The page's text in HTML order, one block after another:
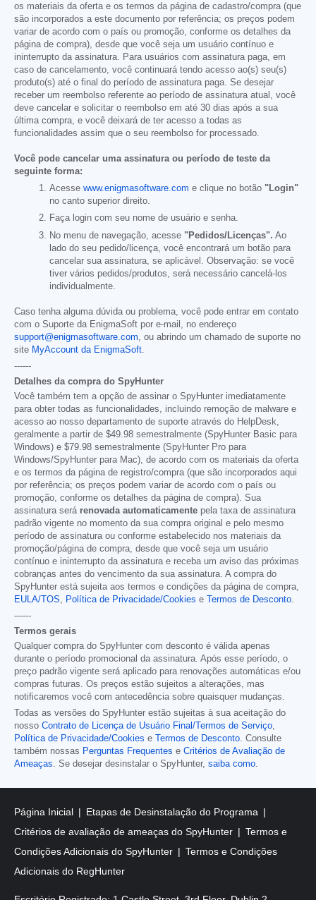
os materiais da oferta e os termos da página de cadastro/compra (que
são incorporados a este documento por referência; os preços podem
variar de acordo com o país ou promoção, conforme os detalhes da
página de compra), desde que você seja um usuário contínuo e
ininterrupto da assinatura. Para usuários com assinatura paga, em
caso de cancelamento, você continuará tendo acesso ao(s) seu(s)
produto(s) até o final do período de assinatura paga. Se desejar
receber um reembolso referente ao período de assinatura atual, você
deve cancelar e solicitar o reembolso em até 30 dias após a sua
última compra, e você deixará de ter acesso a todas as
funcionalidades assim que o seu reembolso for processado.
Você pode cancelar uma assinatura ou período de teste da
seguinte forma:
Acesse www.enigmasoftware.com e clique no botão "Login"
no canto superior direito.
Faça login com seu nome de usuário e senha.
No menu de navegação, acesse "Pedidos/Licenças". Ao
lado do seu pedido/licença, você encontrará um botão para
cancelar sua assinatura, se aplicável. Observação: se você
tiver vários pedidos/produtos, será necessário cancelá-los
individualmente.
Caso tenha alguma dúvida ou problema, você pode entrar em contato
com o Suporte da EnigmaSoft por e-mail, no endereço
support@enigmasoftware.com , ou abrindo um chamado de suporte no
site MyAccount da EnigmaSoft
------
Detalhes da compra do SpyHunter
Você também tem a opção de assinar o SpyHunter imediatamente
para obter todas as funcionalidades, incluindo remoção de malware e
acesso ao nosso departamento de suporte através do HelpDesk,
geralmente a partir de $49.98 semestralmente (SpyHunter Basic para
Windows) e $79.98 semestralmente (SpyHunter Pro para
Windows/SpyHunter para Mac), de acordo com os materiais da oferta
e os termos da página de registro/compra (que são incorporados aqui
por referência; os preços podem variar de acordo com o país ou
promoção, conforme os detalhes da página de compra). Sua
assinatura será renovada automaticamente pela taxa de assinatura
padrão vigente no momento da sua compra original e pelo mesmo
período de assinatura ou conforme estabelecido nos materiais da
promoção/página de compra, desde que você seja um usuário
contínuo e ininterrupto da assinatura e receba um aviso das próximas
cobranças antes do vencimento da sua assinatura. A compra do
SpyHunter está sujeita aos termos e condições da página de compra,
EULA/TOS
Política de Privacidade/Cookies e Termos de Desconto
------
Termos gerais
Qualquer compra do SpyHunter com desconto é válida apenas
durante o período promocional da assinatura. Após esse período, o
preço padrão vigente será aplicado para renovações automáticas e/ou
compras futuras. Os preços estão sujeitos a alterações, mas
notificaremos você com antecedência sobre quaisquer mudanças.
Todas as versões do SpyHunter estão sujeitas à sua aceitação do
nosso Contrato de Licença de Usuário Final/Termos de Serviço
Política de Privacidade/Cookies e Termos de Desconto . Consulte
também nossas Perguntas Frequentes e Critérios de Avaliação de
Ameaças . Se desejar desinstalar o SpyHunter, saiba como
Página Inicial
Etapas de Desinstalação do Programa
Critérios de avaliação de ameaças do SpyHunter
Termos e
Condições Adicionais do SpyHunter
Termos e Condições
Adicionais do RegHunter